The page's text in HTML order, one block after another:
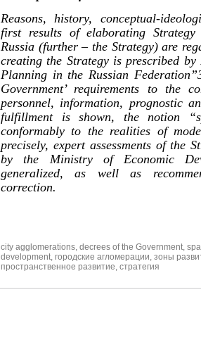
Reasons, history, conceptual-
first results of elaborating
Russia (further – the Strategy) are
creating the Strategy is prescribed
Planning in the Russian
Government’ requirements to the
personnel, information, prognostic
fulfillment is shown, the notion
conformably to the realities of
precisely, expert assessments of the
by the Ministry of Economic
generalized, as well as
correction.
city agglomerations decrees of the Government
development городские агломерации зоны
пространственное развитие стратегия